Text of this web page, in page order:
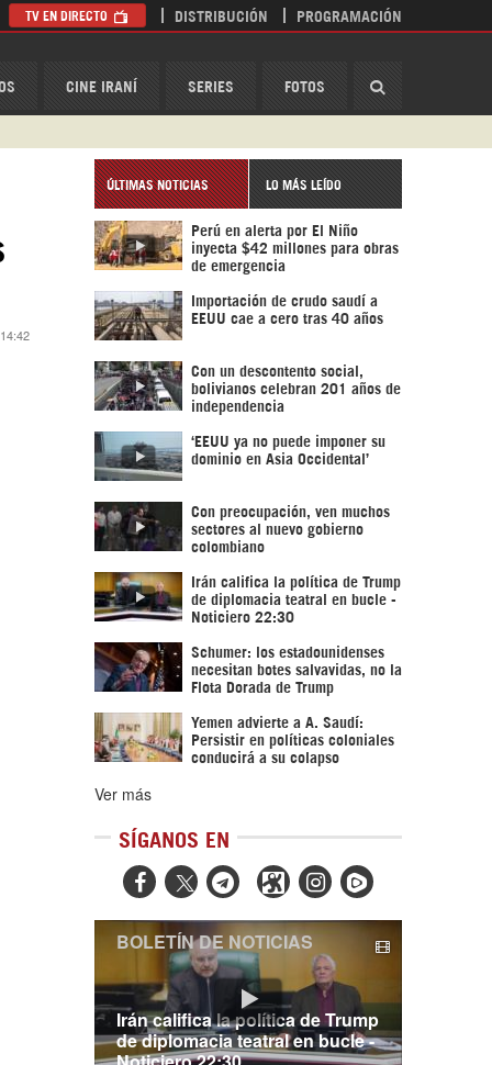
CINE IRANÍ SERIES FOTOS
TV EN DIRECTO DISTRIBUCIÓN PROGRAMACIÓN
ÚLTIMAS NOTICIAS LO MÁS LEÍDO
Perú en alerta por El Niño
inyecta $42 millones para obras
de emergencia
Importación de crudo saudí a
EEUU cae a cero tras 40 años
Con un descontento social,
bolivianos celebran 201 años de
independencia
‘EEUU ya no puede imponer su
dominio en Asia Occidental’
Con preocupación, ven muchos
sectores al nuevo gobierno
colombiano
Irán califica la política de Trump
de diplomacia teatral en bucle -
Noticiero 22:30
Schumer: los estadounidenses
necesitan botes salvavidas, no la
Flota Dorada de Trump
Yemen advierte a A. Saudí:
Persistir en políticas coloniales
conducirá a su colapso
Ver más
SÍGANOS EN
  
Irán califica la política de Trump
de diplomacia teatral en bucle -
BOLETÍN DE NOTICIAS